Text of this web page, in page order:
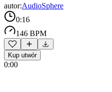
autor:AudioSphere
0:16
146 BPM
Kup utwór
0:00